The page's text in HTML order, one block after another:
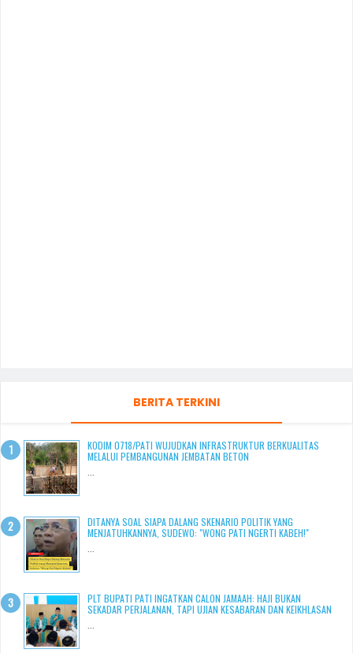
BERITA TERKINI
KODIM 0718/PATI WUJUDKAN INFRASTRUKTUR BERKUALITAS
MELALUI PEMBANGUNAN JEMBATAN BETON
DITANYA SOAL SIAPA DALANG SKENARIO POLITIK YANG
MENJATUHKANNYA, SUDEWO: "WONG PATI NGERTI KABEH!"
PLT BUPATI PATI INGATKAN CALON JAMAAH: HAJI BUKAN
SEKADAR PERJALANAN, TAPI UJIAN KESABARAN DAN KEIKHLASAN